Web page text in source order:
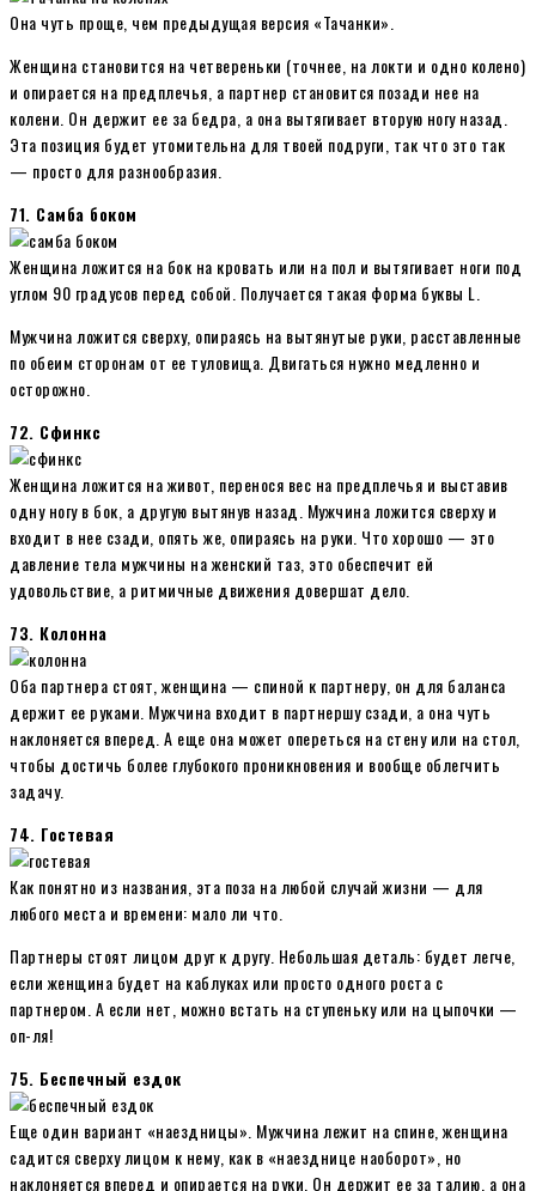
Она чуть проще, чем предыдущая версия «Тачанки».
Женщина становится на четвереньки (точнее, на локти и одно колено)
и опирается на предплечья, а партнер становится позади нее на
колени. Он держит ее за бедра, а она вытягивает вторую ногу назад.
Эта позиция будет утомительна для твоей подруги, так что это так
— просто для разнообразия.
71. Самба боком
Женщина ложится на бок на кровать или на пол и вытягивает ноги под
углом 90 градусов перед собой. Получается такая форма буквы L.
Мужчина ложится сверху, опираясь на вытянутые руки, расставленные
по обеим сторонам от ее туловища. Двигаться нужно медленно и
осторожно.
72. Сфинкс
Женщина ложится на живот, перенося вес на предплечья и выставив
одну ногу в бок, а другую вытянув назад. Мужчина ложится сверху и
входит в нее сзади, опять же, опираясь на руки. Что хорошо — это
давление тела мужчины на женский таз, это обеспечит ей
удовольствие, а ритмичные движения довершат дело.
73. Колонна
Оба партнера стоят, женщина — спиной к партнеру, он для баланса
держит ее руками. Мужчина входит в партнершу сзади, а она чуть
наклоняется вперед. А еще она может опереться на стену или на стол,
чтобы достичь более глубокого проникновения и вообще облегчить
задачу.
74. Гостевая
Как понятно из названия, эта поза на любой случай жизни — для
любого места и времени: мало ли что.
Партнеры стоят лицом друг к другу. Небольшая деталь: будет легче,
если женщина будет на каблуках или просто одного роста с
партнером. А если нет, можно встать на ступеньку или на цыпочки —
оп-ля!
75. Беспечный ездок
Еще один вариант «наездницы». Мужчина лежит на спине, женщина
садится сверху лицом к нему, как в «наезднице наоборот», но
наклоняется вперед и опирается на руки. Он держит ее за талию, а она